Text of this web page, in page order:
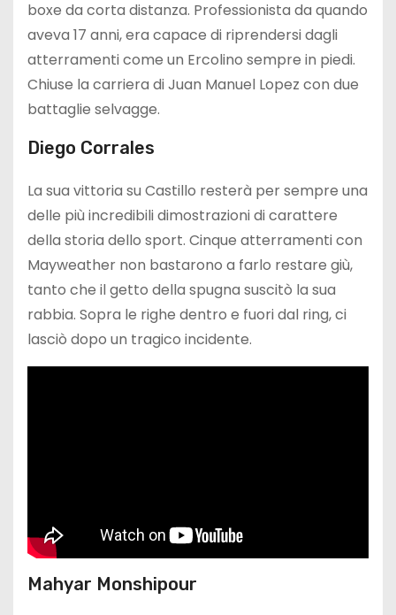
boxe da corta distanza. Professionista da quando
aveva 17 anni, era capace di riprendersi dagli
atterramenti come un Ercolino sempre in piedi.
Chiuse la carriera di Juan Manuel Lopez con due
battaglie selvagge.
Diego Corrales
La sua vittoria su Castillo resterà per sempre una
delle più incredibili dimostrazioni di carattere
della storia dello sport. Cinque atterramenti con
Mayweather non bastarono a farlo restare giù,
tanto che il getto della spugna suscitò la sua
rabbia. Sopra le righe dentro e fuori dal ring, ci
lasciò dopo un tragico incidente.
Mahyar Monshipour